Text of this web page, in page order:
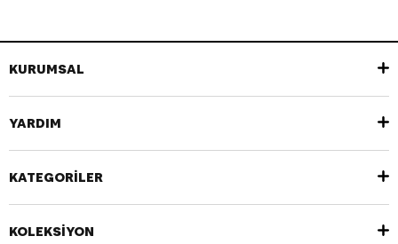
KURUMSAL
YARDIM
KATEGORİLER
KOLEKSİYON